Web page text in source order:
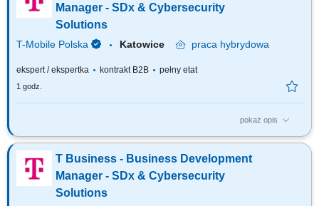
finansowymi, osobami odpowiedzialnymi za ubezpieczenia oraz innymi
decydentami. Budowanie...
Manager - SDx & Cybersecurity
Solutions
T-Mobile Polska Katowice praca hybrydowa
ekspert / ekspertka kontrakt B2B pełny etat
1 godz.
pokaż opis
Zadania, które na Ciebie czekają: Pozyskiwanie nowych klientów i
aktywne rozwijanie sprzedaży usług w obszarach SDx oraz
Cybersecurity; Samodzielne prowadzenie pełnego procesu sprzedaży –
od prospektingu i identyfikacji potrzeb, przez spotkania i prezentacje, aż
po negocjacje i...
T Business - Business Development
Manager - SDx & Cybersecurity
Solutions